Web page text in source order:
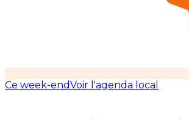
Ce week-endVoir l'agenda local